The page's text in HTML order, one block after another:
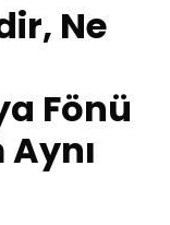
Ne
Fönü